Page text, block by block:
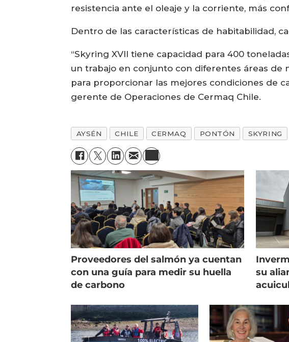
resistencia ante el oleaje y la corriente, más
Dentro de las características de habitabilidad,
“Skyring XVII tiene capacidad para 400
un trabajo en conjunto con diferentes áreas de
para proporcionar las mejores condiciones de
gerente de Operaciones de Cermaq Chile.
AYSÉN CHILE CERMAQ PONTÓN SKYRING
Proveedores del salmón ya cuentan
con una guía para medir su huella
de carbono
su